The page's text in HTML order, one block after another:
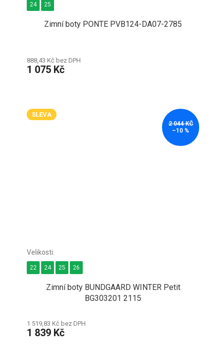
Zimní boty PONTE PVB124-DA07-2785
888,43 Kč bez DPH
1 075 Kč
24 25
SLEVA
2 044 KČ
–10 %
Zimní boty BUNDGAARD WINTER Petit
BG303201 2115
1 519,83 Kč bez DPH
1 839 Kč
22 24 25 26